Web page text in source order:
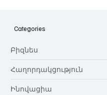
նվիրում որոշում
Categories
Բիզնես
Հաղորդակցություն
Ինովացիա